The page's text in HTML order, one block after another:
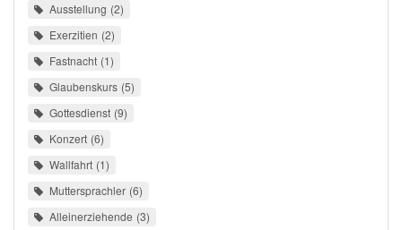
Ausstellung 2
Exerzitien 2
Fastnacht 1
Glaubenskurs 5
Gottesdienst 9
Konzert 6
Wallfahrt 1
Muttersprachler 6
Alleinerziehende 3